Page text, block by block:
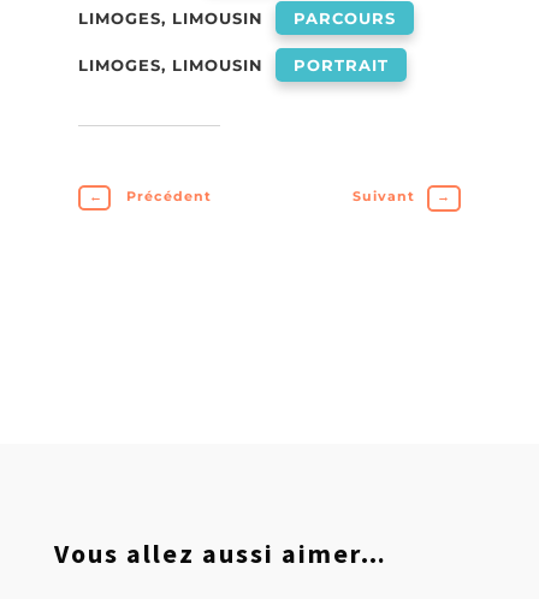
LIMOGES, LIMOUSIN PARCOURS
LIMOGES, LIMOUSIN PORTRAIT
← Précédent Suivant →
Vous allez aussi aimer…